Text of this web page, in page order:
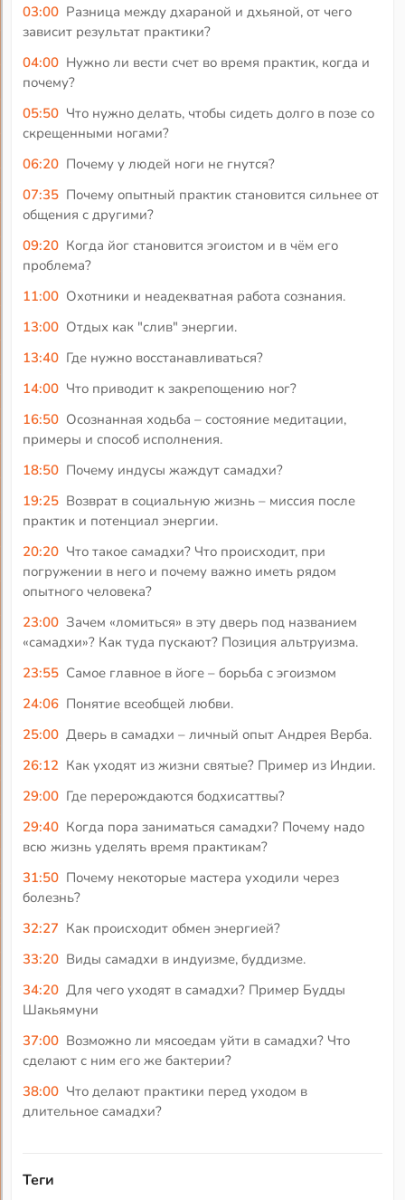
03:00 Разница между дхараной и дхьяной, от чего
зависит результат практики?
04:00 Нужно ли вести счет во время практик, когда и
почему?
05:50 Что нужно делать, чтобы сидеть долго в позе со
скрещенными ногами?
06:20 Почему у людей ноги не гнутся?
07:35 Почему опытный практик становится сильнее от
общения с другими?
09:20 Когда йог становится эгоистом и в чём его
проблема?
11:00 Охотники и неадекватная работа сознания.
13:00 Отдых как "слив" энергии.
13:40 Где нужно восстанавливаться?
14:00 Что приводит к закрепощению ног?
16:50 Осознанная ходьба – состояние медитации,
примеры и способ исполнения.
18:50 Почему индусы жаждут самадхи?
19:25 Возврат в социальную жизнь – миссия после
практик и потенциал энергии.
20:20 Что такое самадхи? Что происходит, при
погружении в него и почему важно иметь рядом
опытного человека?
23:00 Зачем «ломиться» в эту дверь под названием
«самадхи»? Как туда пускают? Позиция альтруизма.
23:55 Самое главное в йоге – борьба с эгоизмом
24:06 Понятие всеобщей любви.
25:00 Дверь в самадхи – личный опыт Андрея Верба.
26:12 Как уходят из жизни святые? Пример из Индии.
29:00 Где перерождаются бодхисаттвы?
29:40 Когда пора заниматься самадхи? Почему надо
всю жизнь уделять время практикам?
31:50 Почему некоторые мастера уходили через
болезнь?
32:27 Как происходит обмен энергией?
33:20 Виды самадхи в индуизме, буддизме.
34:20 Для чего уходят в самадхи? Пример Будды
Шакьямуни
37:00 Возможно ли мясоедам уйти в самадхи? Что
сделают с ним его же бактерии?
38:00 Что делают практики перед уходом в
длительное самадхи?
Теги